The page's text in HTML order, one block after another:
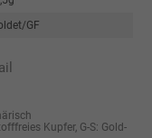
GF
Kupfer, G-S: Gold-